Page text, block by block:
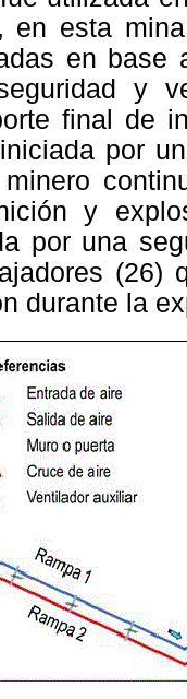
en esta
en base
y
final de
por
y
por una
(26)
durante la